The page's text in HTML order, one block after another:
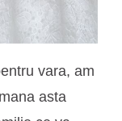
vara, am
asta